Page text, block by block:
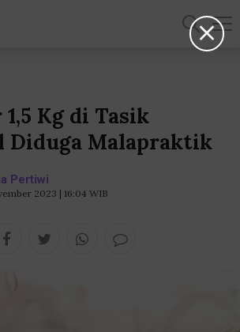
Kg di Tasik
Diduga Malapraktik
Pertiwi
2023 | 16:04 WIB